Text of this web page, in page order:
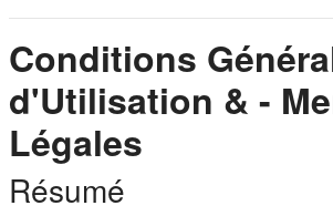
Conditions
d'Utilisation & -
Légales
Résumé